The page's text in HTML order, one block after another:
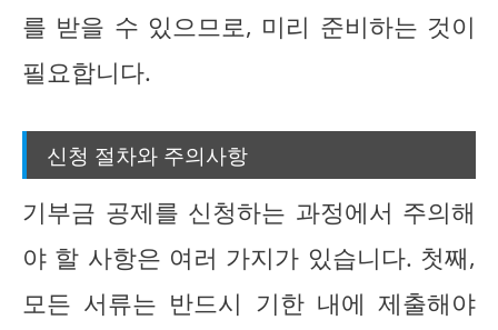
를 받을 수 있으므로, 미리 준비하는 것이
필요합니다.
신청 절차와 주의사항
기부금 공제를 신청하는 과정에서 주의해
야 할 사항은 여러 가지가 있습니다. 첫째,
모든 서류는 반드시 기한 내에 제출해야